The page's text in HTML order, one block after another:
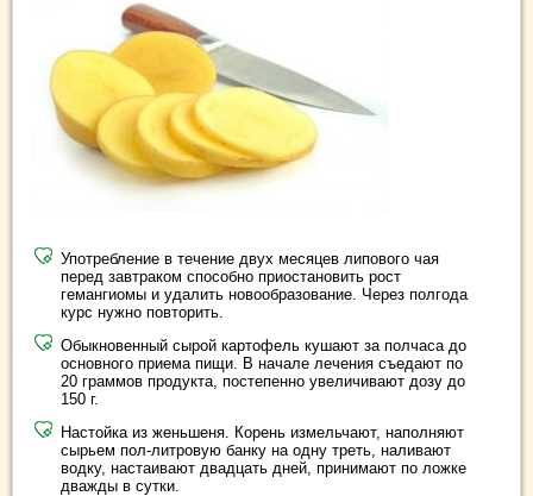
Употребление в течение двух месяцев липового чая
перед завтраком способно приостановить рост
гемангиомы и удалить новообразование. Через полгода
курс нужно повторить.
Обыкновенный сырой картофель кушают за полчаса до
основного приема пищи. В начале лечения съедают по
20 граммов продукта, постепенно увеличивают дозу до
150 г.
Настойка из женьшеня. Корень измельчают, наполняют
сырьем пол-литровую банку на одну треть, наливают
водку, настаивают двадцать дней, принимают по ложке
дважды в сутки.